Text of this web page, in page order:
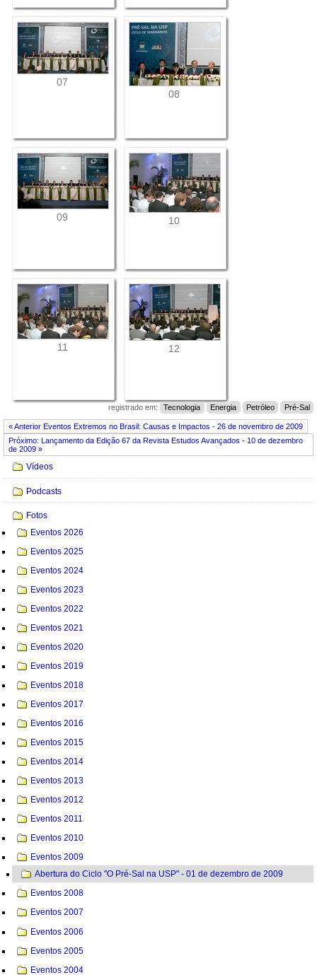
07
08
09 10
11 12
registrado em: Tecnologia Energia Petróleo Pré-Sal
« Anterior Eventos Extremos no Brasil: Causas e Impactos - 26 de novembro de 2009
Próximo: Lançamento da Edição 67 da Revista Estudos Avançados - 10 de dezembro
de 2009 »
Navegação
Vídeos
Podcasts
Fotos
Eventos 2026
Eventos 2025
Eventos 2024
Eventos 2023
Eventos 2022
Eventos 2021
Eventos 2020
Eventos 2019
Eventos 2018
Eventos 2017
Eventos 2016
Eventos 2015
Eventos 2014
Eventos 2013
Eventos 2012
Eventos 2011
Eventos 2010
Eventos 2009
Abertura do Ciclo "O Pré-Sal na USP" - 01 de dezembro de 2009
Eventos 2008
Eventos 2007
Eventos 2006
Eventos 2005
Eventos 2004